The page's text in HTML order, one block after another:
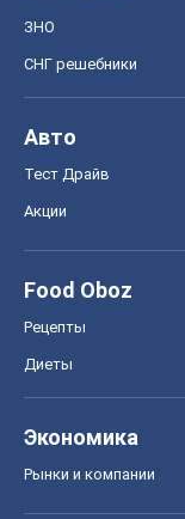
ЗНО
СНГ решебники
Авто
Тест Драйв
Акции
Food Oboz
Рецепты
Диеты
Экономика
Рынки и компании